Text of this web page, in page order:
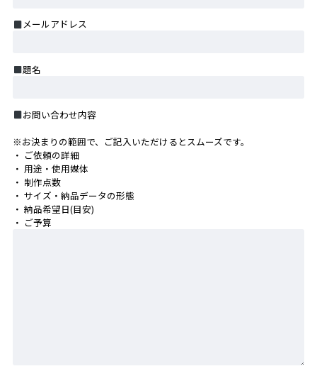
メールアドレス
題名
お問い合わせ内容
※お決まりの範囲で、ご記入いただけるとスムーズです。
・ ご依頼の詳細
・ 用途・使用媒体
・ 制作点数
・ サイズ・納品データの形態
・ 納品希望日(目安)
・ ご予算